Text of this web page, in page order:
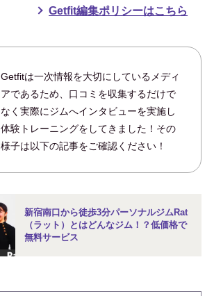
Getfit編集ポリシーはこちら
Getfitは一次情報を大切にしているメディ
アであるため、口コミを収集するだけで
なく実際にジムへインタビューを実施し
体験トレーニングをしてきました！その
様子は以下の記事をご確認ください！
新宿南口から徒歩3分パーソナルジムRat
（ラット）とはどんなジム！？低価格で
無料サービス